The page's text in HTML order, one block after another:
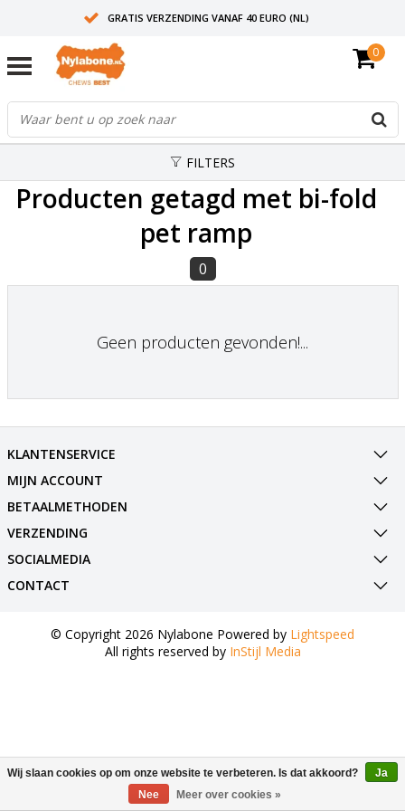
GRATIS VERZENDING VANAF 40 EURO (NL)
0
FILTERS
Producten getagd met bi-fold
pet ramp
0
Geen producten gevonden!...
KLANTENSERVICE
MIJN ACCOUNT
BETAALMETHODEN
VERZENDING
SOCIALMEDIA
CONTACT
© Copyright 2026 Nylabone Powered by Lightspeed
All rights reserved by InStijl Media
Wij slaan cookies op om onze website te verbeteren. Is dat akkoord?
Ja
Nee
Meer over cookies »